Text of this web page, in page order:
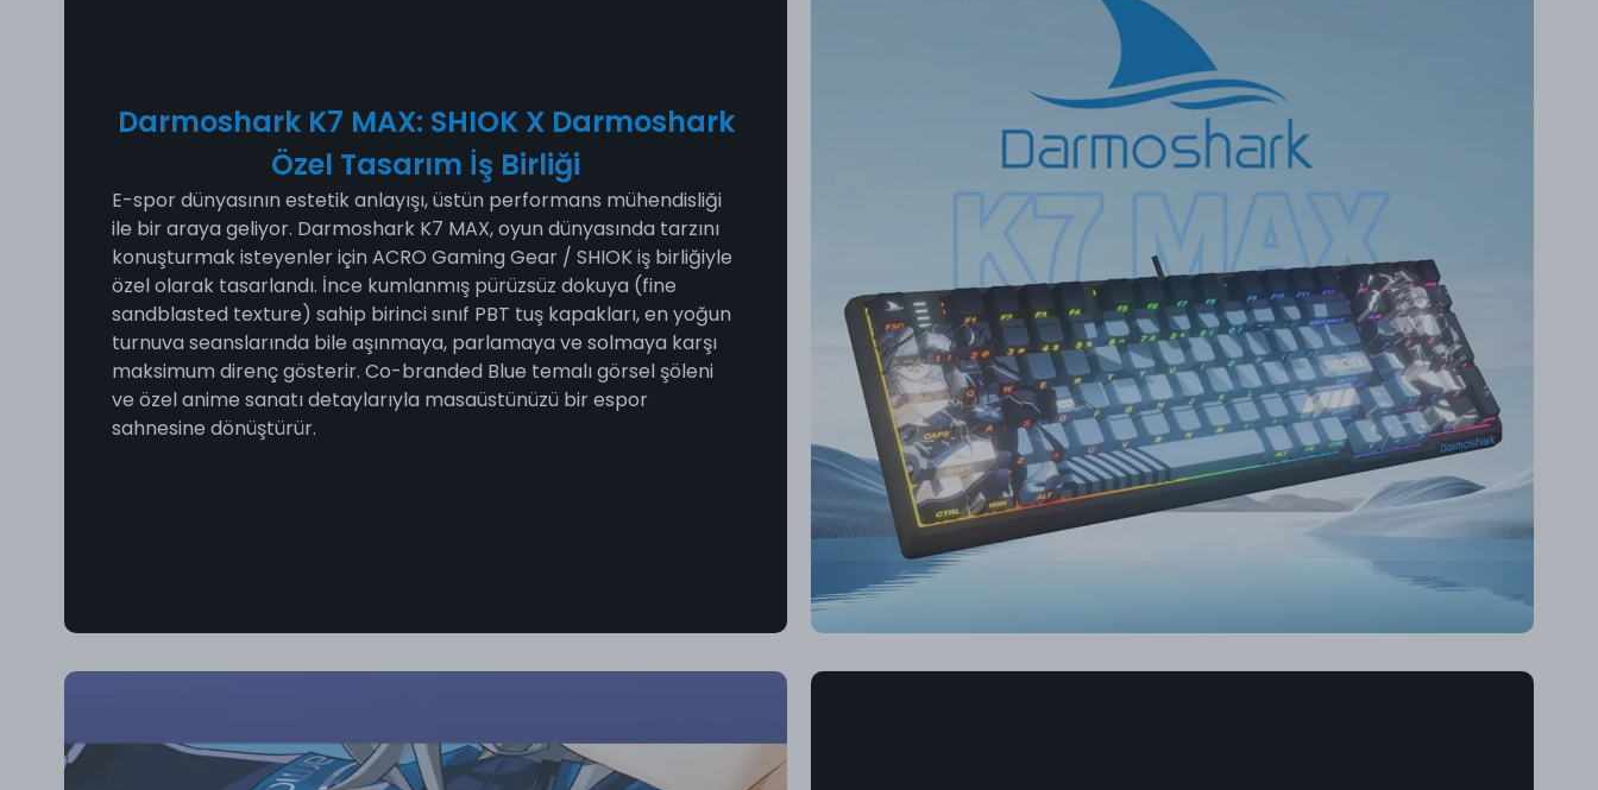
Darmoshark K7 MAX: SHIOK X Darmoshark
Özel Tasarım İş Birliği
E-spor dünyasının estetik anlayışı, üstün performans mühendisliği
ile bir araya geliyor. Darmoshark K7 MAX, oyun dünyasında tarzını
konuşturmak isteyenler için ACRO Gaming Gear / SHIOK iş birliğiyle
özel olarak tasarlandı. İnce kumlanmış pürüzsüz dokuya (fine
sandblasted texture) sahip birinci sınıf PBT tuş kapakları, en yoğun
turnuva seanslarında bile aşınmaya, parlamaya ve solmaya karşı
maksimum direnç gösterir. Co-branded Blue temalı görsel şöleni
ve özel anime sanatı detaylarıyla masaüstünüzü bir espor
sahnesine dönüştürür.